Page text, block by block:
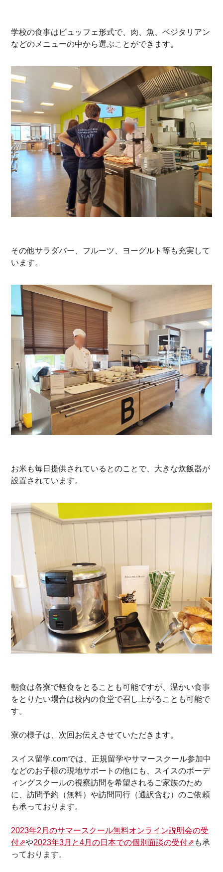
学校の食事はビュッフェ形式で、肉、魚、ベジタリアン
などのメニューの中から選ぶことができます。
その他サラダバー、フルーツ、ヨーグルト等も充実して
います。
お米も毎日提供されているとのことで、大きな炊飯器が
設置されています。
朝食は各寮で軽食をとることも可能ですが、温かい食事
をとりたい場合は校内の食堂で召し上がることも可能で
す。
寮の様子は、次回お伝えさせていただきます。
スイス留学.comでは、正規留学やサマースクール参加中
などのお子様の現地サポートの他にも、スイスのボーデ
ィングスクールの視察訪問を希望されるご家族のため
に、訪問予約（無料）や訪問同行（通訳含む）のご依頼
も承っております。
2023年2月のサマースクール無料オンライン説明会の受
付⇗や2023年3月と4月の日本での個別面談の受付⇗ も承
っております。